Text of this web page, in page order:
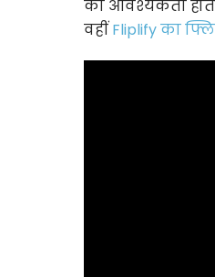
की आवश्यकता
वहींFliplify का